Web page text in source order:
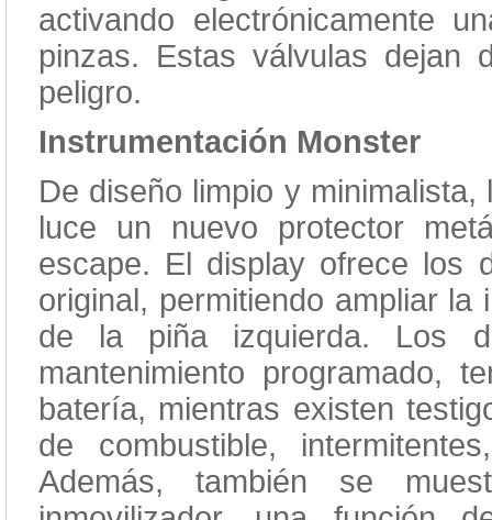
activando electrónicamente
pinzas. Estas válvulas
peligro.
Instrumentación Monster
De diseño limpio y
luce un nuevo protector
escape. El display ofrece los
original, permitiendo ampliar
de la piña izquierda. Los
mantenimiento programado,
batería, mientras existen
de combustible,
Además, también se